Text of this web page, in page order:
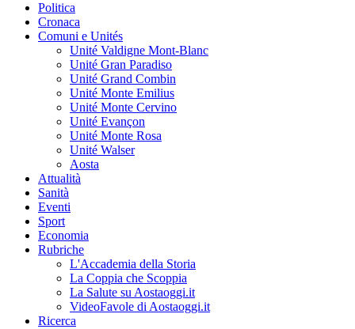
Politica
Cronaca
Comuni e Unités
Unité Valdigne Mont-Blanc
Unité Gran Paradiso
Unité Grand Combin
Unité Monte Emilius
Unité Monte Cervino
Unité Evançon
Unité Monte Rosa
Unité Walser
Aosta
Attualità
Sanità
Eventi
Sport
Economia
Rubriche
L'Accademia della Storia
La Coppia che Scoppia
La Salute su Aostaoggi.it
VideoFavole di Aostaoggi.it
Ricerca